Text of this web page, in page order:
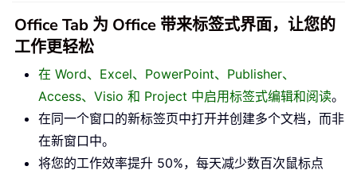
Office Tab 为 Office 带来标签式界面，让您的
工作更轻松
在 Word、Excel、PowerPoint、Publisher、
Access、Visio 和 Project 中启用标签式编辑和阅读。
在同一个窗口的新标签页中打开并创建多个文档，而非
在新窗口中。
将您的工作效率提升 50%，每天减少数百次鼠标点